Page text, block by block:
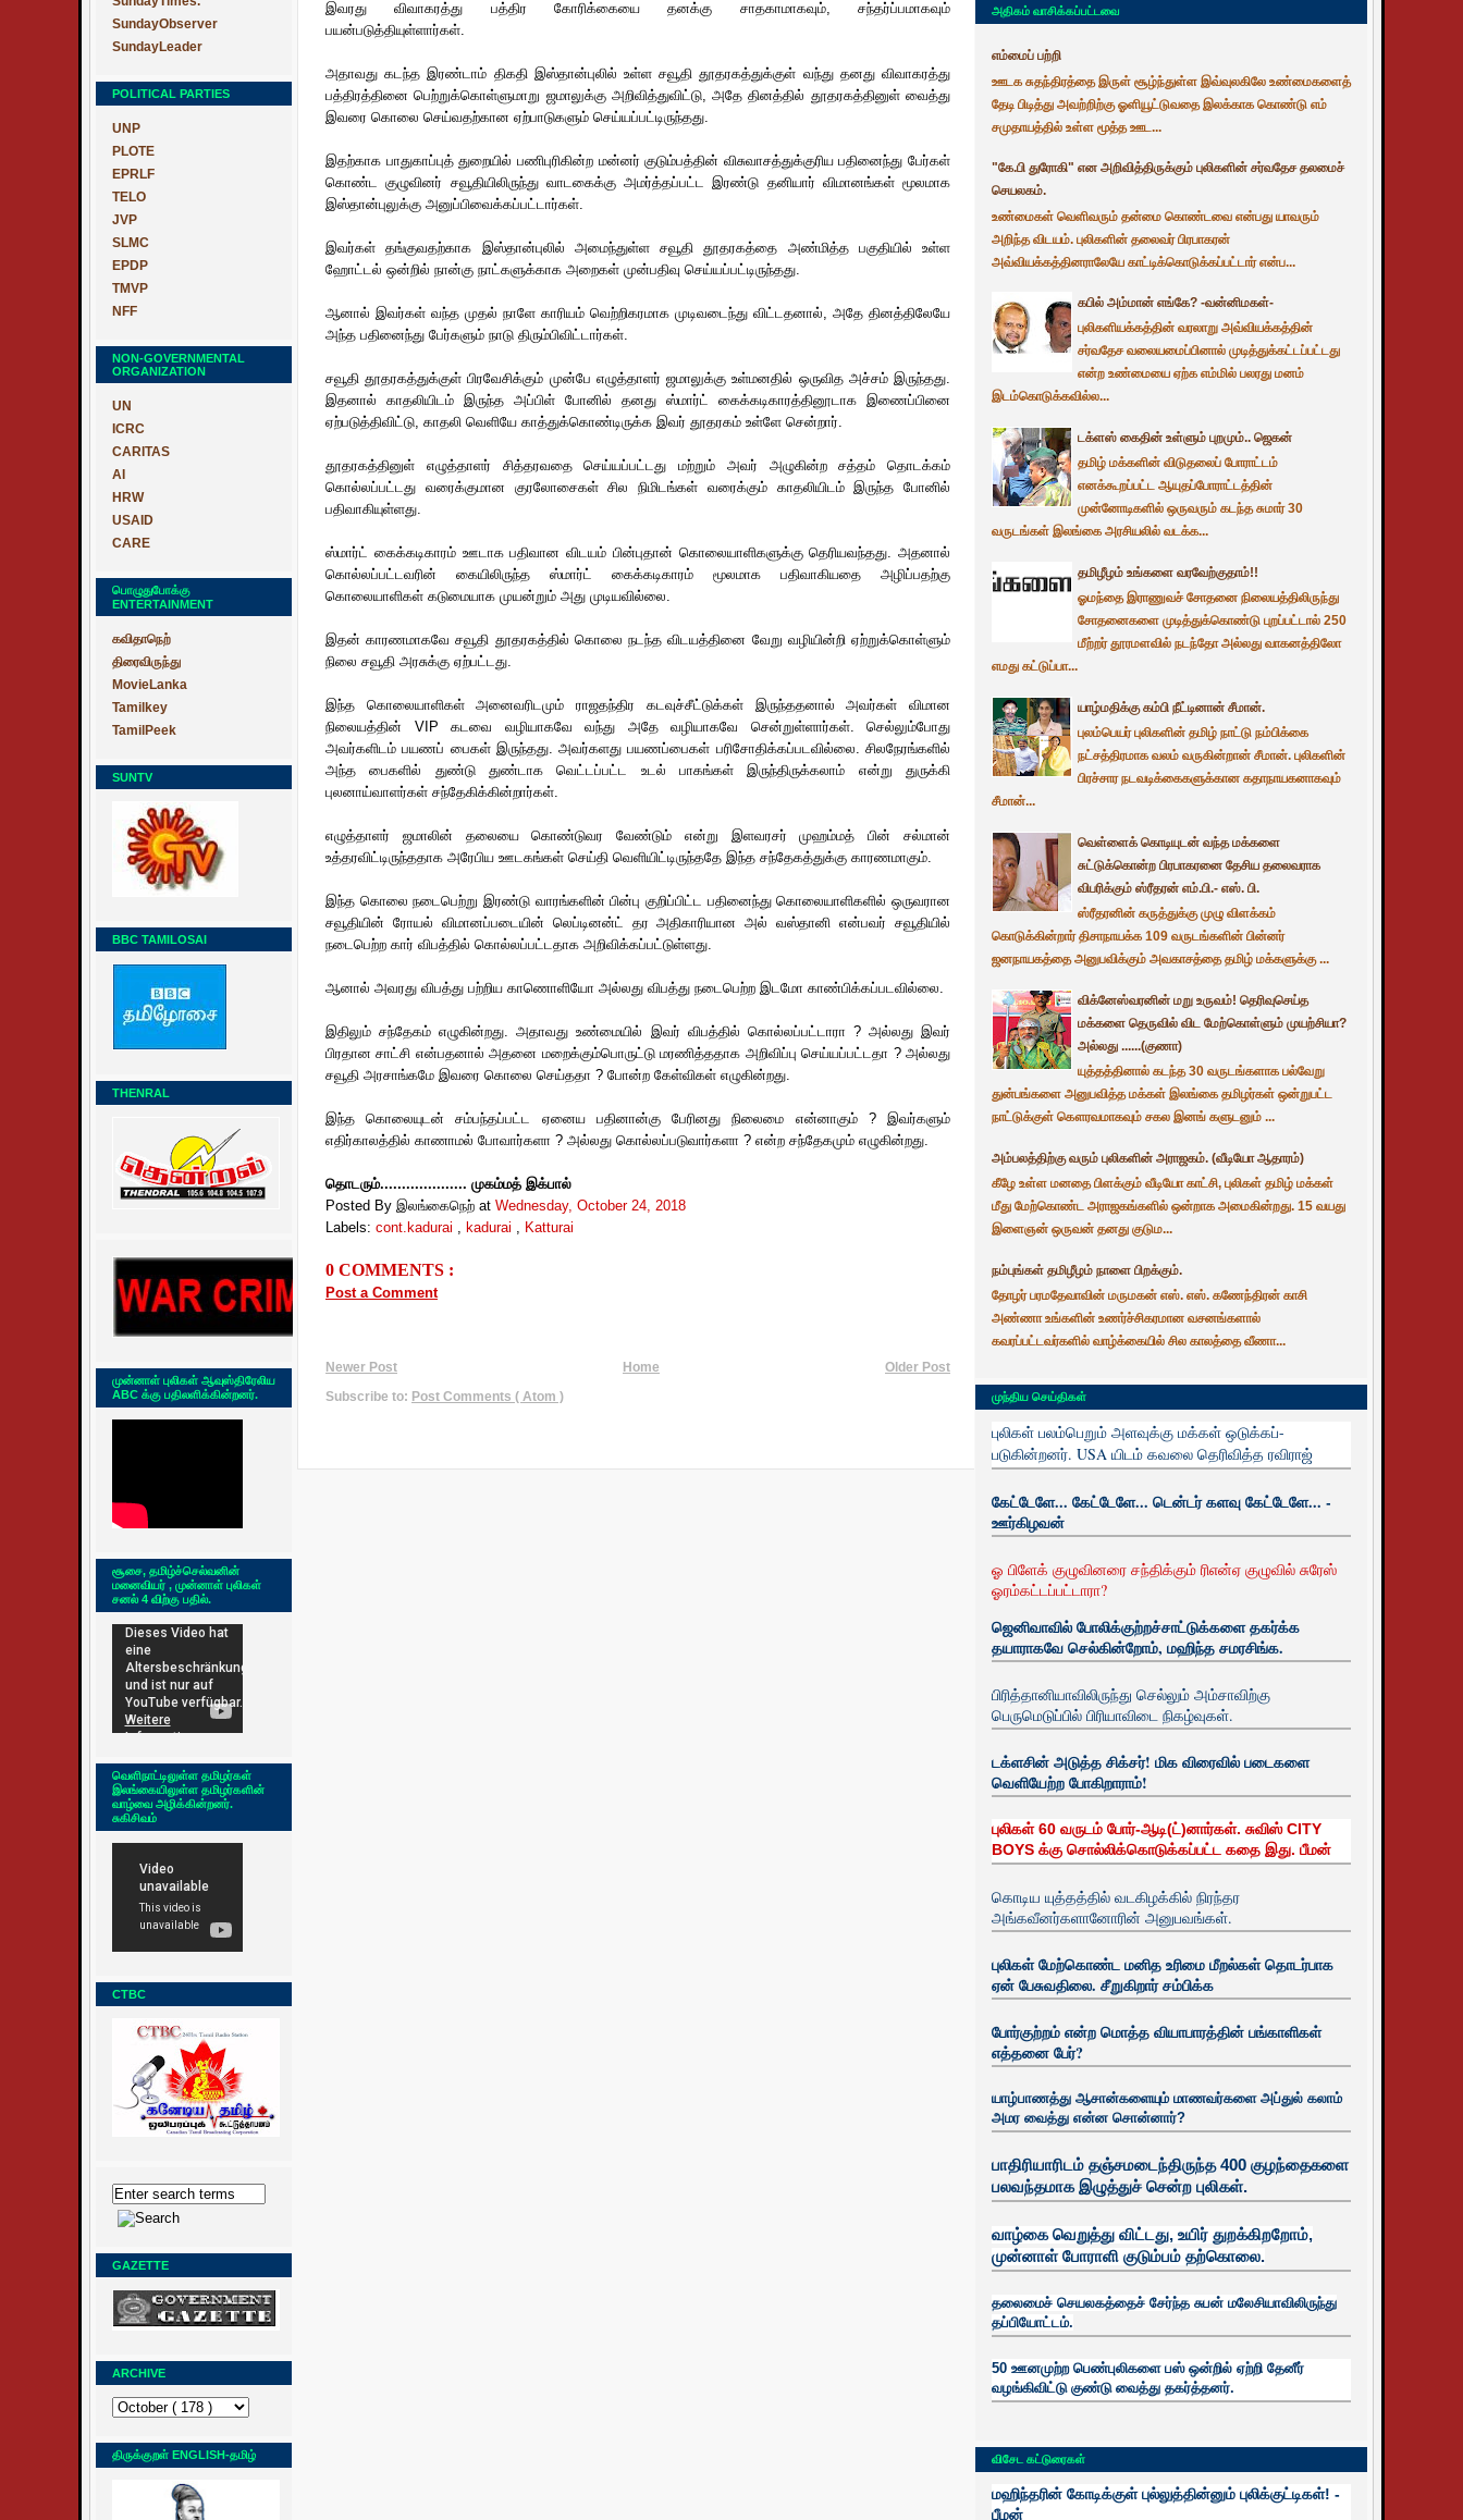
SundayObserver
SundayLeader
POLITICAL PARTIES
UNP
PLOTE
EPRLF
TELO
JVP
SLMC
EPDP
TMVP
NFF
NON-GOVERNMENTAL
ORGANIZATION
UN
ICRC
CARITAS
AI
HRW
USAID
CARE
பொழுதுபோக்கு
ENTERTAINMENT
கவிதாநெற்
திரைவிருந்து
MovieLanka
Tamilkey
TamilPeek
SUNTV
BBC TAMILOSAI
THENRAL
முன்னாள் புலிகள் ஆவுஸ்திரேலிய
ABC க்கு பதிலளிக்கின்றனர்.
சூசை, தமிழ்ச்செல்வனின்
மனைவியர் , முன்னாள் புலிகள்
சனல் 4 விற்கு பதில்.
வெளிநாட்டிலுள்ள தமிழர்கள்
இலங்கையிலுள்ள தமிழர்களின்
வாழ்வை அழிக்கின்றனர்.
சுகிசிவம்
CTBC
GAZETTE
ARCHIVE
திருக்குறள் ENGLISH-தமிழ்
இவரது விவாகரத்து பத்திர கோரிக்கையை தனக்கு சாதகாமாகவும், சந்தர்ப்பமாகவும்
பயன்படுத்தியுள்ளார்கள்.
அதாவது கடந்த இரண்டாம் திகதி இஸ்தான்புலில் உள்ள சவூதி தூதரகத்துக்குள் வந்து தனது விவாகரத்து
பத்திரத்தினை பெற்றுக்கொள்ளுமாறு ஜமாலுக்கு அறிவித்துவிட்டு, அதே தினத்தில் தூதரகத்தினுள் வைத்து
இவரை கொலை செய்வதற்கான ஏற்பாடுகளும் செய்யப்பட்டிருந்தது.
இதற்காக பாதுகாப்புத் துறையில் பணிபுரிகின்ற மன்னர் குடும்பத்தின் விசுவாசத்துக்குரிய பதினைந்து பேர்கள்
கொண்ட குழுவினர் சவூதியிலிருந்து வாடகைக்கு அமர்த்தப்பட்ட இரண்டு தனியார் விமானங்கள் மூலமாக
இஸ்தான்புலுக்கு அனுப்பிவைக்கப்பட்டார்கள்.
இவர்கள் தங்குவதற்காக இஸ்தான்புலில் அமைந்துள்ள சவூதி தூதரகத்தை அண்மித்த பகுதியில் உள்ள
ஹோட்டல் ஒன்றில் நான்கு நாட்களுக்காக அறைகள் முன்பதிவு செய்யப்பட்டிருந்தது.
ஆனால் இவர்கள் வந்த முதல் நாளே காரியம் வெற்றிகரமாக முடிவடைந்து விட்டதனால், அதே தினத்திலேயே
அந்த பதினைந்து பேர்களும் நாடு திரும்பிவிட்டார்கள்.
சவூதி தூதரகத்துக்குள் பிரவேசிக்கும் முன்பே எழுத்தாளர் ஜமாலுக்கு உள்மனதில் ஒருவித அச்சம் இருந்தது.
இதனால் காதலியிடம் இருந்த அப்பிள் போனில் தனது ஸ்மார்ட் கைக்கடிகாரத்தினூடாக இணைப்பினை
ஏற்படுத்திவிட்டு, காதலி வெளியே காத்துக்கொண்டிருக்க இவர் தூதரகம் உள்ளே சென்றார்.
தூதரகத்தினுள் எழுத்தாளர் சித்தரவதை செய்யப்பட்டது மற்றும் அவர் அழுகின்ற சத்தம் தொடக்கம்
கொல்லப்பட்டது வரைக்குமான குரலோசைகள் சில நிமிடங்கள் வரைக்கும் காதலியிடம் இருந்த போனில்
பதிவாகியுள்ளது.
ஸ்மார்ட் கைக்கடிகாரம் ஊடாக பதிவான விடயம் பின்புதான் கொலையாளிகளுக்கு தெரியவந்தது. அதனால்
கொல்லப்பட்டவரின் கையிலிருந்த ஸ்மார்ட் கைக்கடிகாரம் மூலமாக பதிவாகியதை அழிப்பதற்கு
கொலையாளிகள் கடுமையாக முயன்றும் அது முடியவில்லை.
இதன் காரணமாகவே சவூதி தூதரகத்தில் கொலை நடந்த விடயத்தினை வேறு வழியின்றி ஏற்றுக்கொள்ளும்
நிலை சவூதி அரசுக்கு ஏற்பட்டது.
இந்த கொலையாளிகள் அனைவரிடமும் ராஜதந்திர கடவுச்சீட்டுக்கள் இருந்ததனால் அவர்கள் விமான
நிலையத்தின் VIP கடவை வழியாகவே வந்து அதே வழியாகவே சென்றுள்ளார்கள். செல்லும்போது
அவர்களிடம் பயணப் பைகள் இருந்தது. அவர்களது பயணப்பைகள் பரிசோதிக்கப்படவில்லை. சிலநேரங்களில்
அந்த பைகளில் துண்டு துண்டாக வெட்டப்பட்ட உடல் பாகங்கள் இருந்திருக்கலாம் என்று துருக்கி
புலனாய்வாளர்கள் சந்தேகிக்கின்றார்கள்.
எழுத்தாளர் ஜமாலின் தலையை கொண்டுவர வேண்டும் என்று இளவரசர் முஹம்மத் பின் சல்மான்
உத்தரவிட்டிருந்ததாக அரேபிய ஊடகங்கள் செய்தி வெளியிட்டிருந்ததே இந்த சந்தேகத்துக்கு காரணமாகும்.
இந்த கொலை நடைபெற்று இரண்டு வாரங்களின் பின்பு குறிப்பிட்ட பதினைந்து கொலையாளிகளில் ஒருவரான
சவூதியின் ரோயல் விமானப்படையின் லெப்டினன்ட் தர அதிகாரியான அல் வஸ்தானி என்பவர் சவூதியில்
நடைபெற்ற கார் விபத்தில் கொல்லப்பட்டதாக அறிவிக்கப்பட்டுள்ளது.
ஆனால் அவரது விபத்து பற்றிய காணொளியோ அல்லது விபத்து நடைபெற்ற இடமோ காண்பிக்கப்படவில்லை.
இதிலும் சந்தேகம் எழுகின்றது. அதாவது உண்மையில் இவர் விபத்தில் கொல்லப்பட்டாரா ? அல்லது இவர்
பிரதான சாட்சி என்பதனால் அதனை மறைக்கும்பொருட்டு மரணித்ததாக அறிவிப்பு செய்யப்பட்டதா ? அல்லது
சவூதி அரசாங்கமே இவரை கொலை செய்ததா ? போன்ற கேள்விகள் எழுகின்றது.
இந்த கொலையுடன் சம்பந்தப்பட்ட ஏனைய பதினான்கு பேரினது நிலைமை என்னாகும் ? இவர்களும்
எதிர்காலத்தில் காணாமல் போவார்களா ? அல்லது கொல்லப்படுவார்களா ? என்ற சந்தேகமும் எழுகின்றது.
தொடரும்.................... முகம்மத் இக்பால்
Posted By இலங்கைநெற் at Wednesday, October 24, 2018
Labels: cont.kadurai , kadurai , Katturai
0 COMMENTS :
Post a Comment
Newer Post Older Post
Home
Subscribe to: Post Comments ( Atom )
அதிகம் வாசிக்கப்பட்டவை
எம்மைப் பற்றி
ஊடக சுதந்திரத்தை இருள் சூழ்ந்துள்ள இவ்வுலகிலே உண்மைகளைத்
தேடி பிடித்து அவற்றிற்கு ஓளியூட்டுவதை இலக்காக கொண்டு எம்
சமுதாயத்தில் உள்ள மூத்த ஊட...
"கே.பி துரோகி" என அறிவித்திருக்கும் புலிகளின் சர்வதேச தலமைச்
செயலகம்.
உண்மைகள் வெளிவரும் தன்மை கொண்டவை என்பது யாவரும்
அறிந்த விடயம். புலிகளின் தலைவர் பிரபாகரன்
அவ்வியக்கத்தினராலேயே காட்டிக்கொடுக்கப்பட்டார் என்ப...
கபில் அம்மான் எங்கே? -வன்னிமகள்-
புலிகளியக்கத்தின் வரலாறு அவ்வியக்கத்தின்
சர்வதேச வலையமைப்பினால் முடித்துக்கட்டப்பட்டது
என்ற உண்மையை ஏற்க எம்மில் பலரது மனம்
இடம்கொடுக்கவில்ல...
டக்ளஸ் கைதின் உள்ளும் புறமும்.. ஜெகன்
தமிழ் மக்களின் விடுதலைப் போராட்டம்
எனக்கூறப்பட்ட ஆயுதப்போராட்டத்தின்
முன்னோடிகளில் ஒருவரும் கடந்த சுமார் 30
வருடங்கள் இலங்கை அரசியலில் வடக்க...
தமிழீழம் உங்களை வரவேற்குதாம்!!
ஓமந்தை இராணுவச் சோதனை நிலையத்திலிருந்து
சோதனைகளை முடித்துக்கொண்டு புறப்பட்டால் 250
மீற்றர் தூரமளவில் நடந்தோ அல்லது வாகனத்திலோ
எமது கட்டுப்பா...
யாழ்மதிக்கு கம்பி நீட்டினான் சீமான்.
புலம்பெயர் புலிகளின் தமிழ் நாட்டு நம்பிக்கை
நட்சத்திரமாக வலம் வருகின்றான் சீமான். புலிகளின்
பிரச்சார நடவடிக்கைகளுக்கான கதாநாயகனாகவும்
சீமான்...
வெள்ளைக் கொடியுடன் வந்த மக்களை
சுட்டுக்கொன்ற பிரபாகரனை தேசிய தலைவராக
விபரிக்கும் ஸ்ரீதரன் எம்.பி.- எஸ். பி.
ஸ்ரீதரனின் கருத்துக்கு முழு விளக்கம்
கொடுக்கின்றார் திசாநாயக்க 109 வருடங்களின் பின்னர்
ஜனநாயகத்தை அனுபவிக்கும் அவகாசத்தை தமிழ் மக்களுக்கு ...
விக்னேஸ்வரனின் மறு உருவம்! தெரிவுசெய்த
மக்களை தெருவில் விட மேற்கொள்ளும் முயற்சியா?
அல்லது ......(குணா)
யுத்தத்தினால் கடந்த 30 வருடங்களாக பல்வேறு
துன்பங்களை அனுபவித்த மக்கள் இலங்கை தமிழர்கள் ஒன்றுபட்ட
நாட்டுக்குள் கௌரவமாகவும் சகல இனங் களுடனும் ...
அம்பலத்திற்கு வரும் புலிகளின் அராஜகம். (வீடியோ ஆதாரம்)
கீழே உள்ள மனதை பிளக்கும் வீடியோ காட்சி, புலிகள் தமிழ் மக்கள்
மீது மேற்கொண்ட அராஜகங்களில் ஒன்றாக அமைகின்றது. 15 வயது
இளைஞன் ஒருவன் தனது குடும...
நம்புங்கள் தமிழீழம் நாளை பிறக்கும்.
தோழர் பரமதேவாவின் மருமகன் எஸ். எஸ். கணேந்திரன் காசி
அண்ணா உங்களின் உணர்ச்சிகரமான வசனங்களால்
கவரப்பட்டவர்களில் வாழ்க்கையில் சில காலத்தை வீணா...
முந்திய செய்திகள்
புலிகள் பலம்பெறும் அளவுக்கு மக்கள் ஒடுக்கப்-
படுகின்றனர். USA யிடம் கவலை தெரிவித்த ரவிராஜ்
கேட்டேளே... கேட்டேளே... டென்டர் களவு கேட்டேளே... -
ஊர்கிழவன்
ஓ பிளேக் குழுவினரை சந்திக்கும் ரிஎன்ஏ குழுவில் சுரேஸ்
ஓரம்கட்டப்பட்டாரா?
ஜெனிவாவில் போலிக்குற்றச்சாட்டுக்களை தகர்க்க
தயாராகவே செல்கின்றோம், மஹிந்த சமரசிங்க.
பிரித்தானியாவிலிருந்து செல்லும் அம்சாவிற்கு
பெருமெடுப்பில் பிரியாவிடை நிகழ்வுகள்.
டக்ளசின் அடுத்த சிக்சர்! மிக விரைவில் படைகளை
வெளியேற்ற போகிறாராம்!
புலிகள் 60 வருடம் போர்-ஆடி(ட்)னார்கள். சுவிஸ் CITY
BOYS க்கு சொல்லிக்கொடுக்கப்பட்ட கதை இது. பீமன்
கொடிய யுத்தத்தில் வடகிழக்கில் நிரந்தர
அங்கவீனர்களானோரின் அனுபவங்கள்.
புலிகள் மேற்கொண்ட மனித உரிமை மீறல்கள் தொடர்பாக
ஏன் பேசுவதிலை. சீறுகிறார் சம்பிக்க
போர்குற்றம் என்ற மொத்த வியாபாரத்தின் பங்காளிகள்
எத்தனை பேர்?
யாழ்பாணத்து ஆசான்களையும் மாணவர்களை அப்துல் கலாம்
அமர வைத்து என்ன சொன்னார்?
பாதிரியாரிடம் தஞ்சமடைந்திருந்த 400 குழந்தைகளை
பலவந்தமாக இழுத்துச் சென்ற புலிகள்.
வாழ்கை வெறுத்து விட்டது, உயிர் துறக்கிறறோம்,
முன்னாள் போராளி குடும்பம் தற்கொலை.
தலைமைச் செயலகத்தைச் சேர்ந்த சுபன் மலேசியாவிலிருந்து
தப்பியோட்டம்.
50 ஊனமுற்ற பெண்புலிகளை பஸ் ஒன்றில் ஏற்றி தேனீர்
வழங்கிவிட்டு குண்டு வைத்து தகர்த்தனர்.
விசேட கட்டுரைகள்
மஹிந்தரின் கோடிக்குள் புல்லுத்தின்னும் புலிக்குட்டிகள்! -
பீமன்